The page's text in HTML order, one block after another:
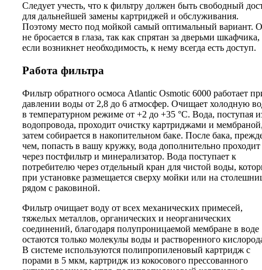
Следует учесть, что к фильтру должен быть свободный
для дальнейшей замены картриджей и обслуживания.
Поэтому место под мойкой самый оптимальный вариант.
не бросается в глаза, так как спрятан за дверьми
если возникнет необходимость, к нему всегда есть доступ.
Работа фильтра
Фильтр обратного осмоса Atlantic Osmotic 6000 работает
давлении воды от 2,8 до 6 атмосфер. Очищает холодную
в температурном режиме от +2 до +35 °C. Вода, поступая
водопровода, проходит очистку картриджами и
затем собирается в накопительном баке. После бака,
чем, попасть в вашу кружку, вода дополнительно проходит
через постфильтр и минерализатор. Вода поступает к
потребителю через отдельный кран для чистой воды,
при установке размещается сверху мойки или на
рядом с раковиной.
Фильтр очищает воду от всех механических примесей,
тяжелых металлов, органических и неорганических
соединений, благодаря полупроницаемой мембране в воде
остаются только молекулы воды и растворенного
В системе используются полипропиленовый картридж с
порами в 5 мкм, картридж из кокосового прессованного